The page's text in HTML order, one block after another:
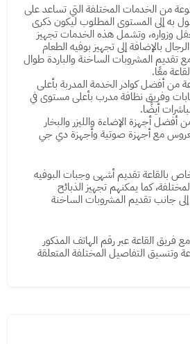
من الخدمات المختلفة التي تساعد على
به إلى المستوى المطلوب ليكون ذكرى
وزواره، وتشمل هذه الخدمات تجهيز
بالإضافة إلى تجهيز بوفيه الطعام
تقديم المشروبات الساخنة والباردة طوال
معًا.
من أفضل كوادر الخدمة المدربة بأعلى
وفريق نظافة مدرب بأعلى مستوى في
أيضًا.
أجهزة الإضاءة والليزر والبخار
مع أجهزة صوتية وأجهزة دي جي
بالقاعة تقديم أشهى وجبات البوفيه
كما يمكنهم تجهيز الذبائح
جانب تقديم المشروبات الساخنة
فريق القاعة عبر رقم الهاتف المذكور
وتنسيق التفاصيل المختلفة المتعلقة